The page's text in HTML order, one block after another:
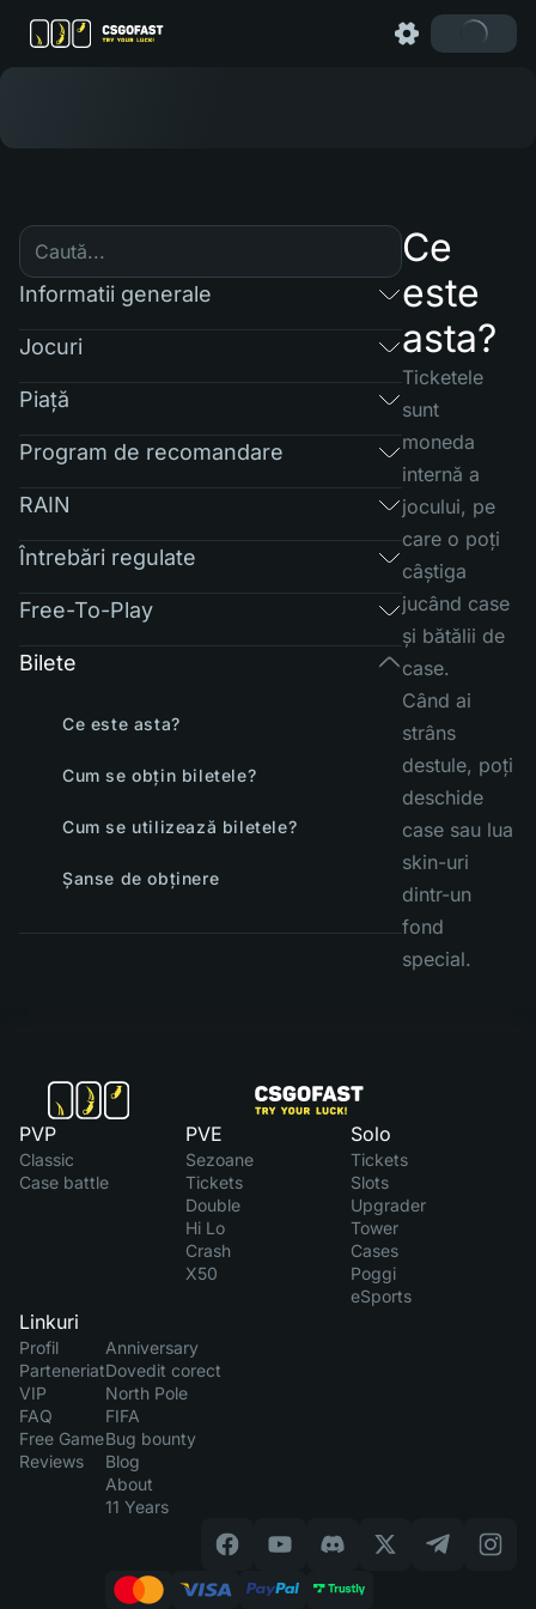
Informatii generale
Jocuri
Piaţă
Program de recomandare
RAIN
Întrebări regulate
Free-To-Play
Bilete
Ce este asta?
Cum se obțin biletele?
Cum se utilizează biletele?
Șanse de obținere
Ce
este
asta?
Ticketele
sunt
moneda
internă a
jocului, pe
care o poți
câștiga
jucând case
și bătălii de
case.
Când ai
strâns
destule, poți
deschide
case sau lua
skin-uri
dintr-un
fond
special.
PVP
Classic
Case battle
PVE
Sezoane
Tickets
Double
Hi Lo
Crash
X50
Solo
Tickets
Slots
Upgrader
Tower
Cases
Poggi
eSports
Linkuri
Profil
Parteneriat
VIP
FAQ
Free Game
Reviews
Anniversary
Dovedit corect
North Pole
FIFA
Bug bounty
Blog
About
11 Years